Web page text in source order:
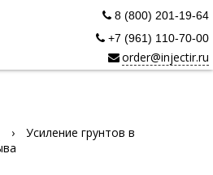
8 (800) 201-19-64
+7 (961) 110-70-00
order@injectir.ru
›
Усиление грунтов в